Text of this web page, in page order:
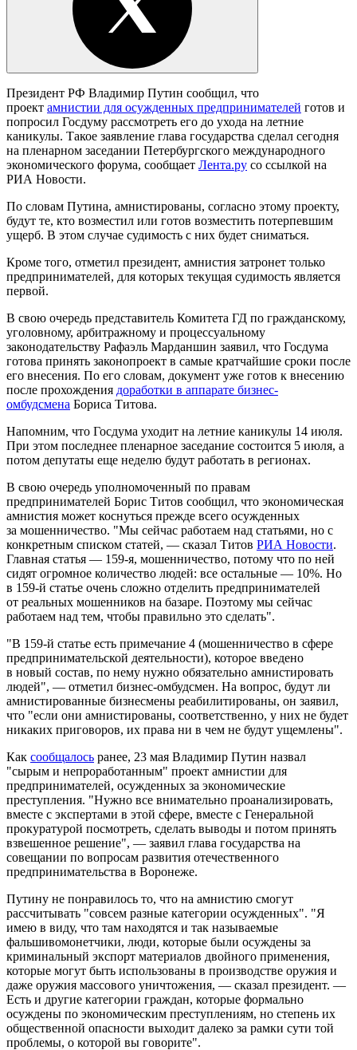
Президент РФ Владимир Путин сообщил, что
проект амнистии для осужденных предпринимателей готов и
попросил Госдуму рассмотреть его до ухода на летние
каникулы. Такое заявление глава государства сделал сегодня
на пленарном заседании Петербургского международного
экономического форума, сообщает Лента.ру со ссылкой на
РИА Новости.
По словам Путина, амнистированы, согласно этому проекту,
будут те, кто возместил или готов возместить потерпевшим
ущерб. В этом случае судимость с них будет сниматься.
Кроме того, отметил президент, амнистия затронет только
предпринимателей, для которых текущая судимость является
первой.
В свою очередь представитель Комитета ГД по гражданскому,
уголовному, арбитражному и процессуальному
законодательству Рафаэль Марданшин заявил, что Госдума
готова принять законопроект в самые кратчайшие сроки после
его внесения. По его словам, документ уже готов к внесению
после прохождения доработки в аппарате бизнес-
омбудсмена Бориса Титова.
Напомним, что Госдума уходит на летние каникулы 14 июля.
При этом последнее пленарное заседание состоится 5 июля, а
потом депутаты еще неделю будут работать в регионах.
В свою очередь уполномоченный по правам
предпринимателей Борис Титов сообщил, что экономическая
амнистия может коснуться прежде всего осужденных
за мошенничество. "Мы сейчас работаем над статьями, но с
конкретным списком статей, — сказал Титов РИА Новости.
Главная статья — 159-я, мошенничество, потому что по ней
сидят огромное количество людей: все остальные — 10%. Но
в 159-й статье очень сложно отделить предпринимателей
от реальных мошенников на базаре. Поэтому мы сейчас
работаем над тем, чтобы правильно это сделать".
"В 159-й статье есть примечание 4 (мошенничество в сфере
предпринимательской деятельности), которое введено
в новый состав, по нему нужно обязательно амнистировать
людей", — отметил бизнес-омбудсмен. На вопрос, будут ли
амнистированные бизнесмены реабилитированы, он заявил,
что "если они амнистированы, соответственно, у них не будет
никаких приговоров, их права ни в чем не будут ущемлены".
Как сообщалось ранее, 23 мая Владимир Путин назвал
"сырым и непроработанным" проект амнистии для
предпринимателей, осужденных за экономические
преступления. "Нужно все внимательно проанализировать,
вместе с экспертами в этой сфере, вместе с Генеральной
прокуратурой посмотреть, сделать выводы и потом принять
взвешенное решение", — заявил глава государства на
совещании по вопросам развития отечественного
предпринимательства в Воронеже.
Путину не понравилось то, что на амнистию смогут
рассчитывать "совсем разные категории осужденных". "Я
имею в виду, что там находятся и так называемые
фальшивомонетчики, люди, которые были осуждены за
криминальный экспорт материалов двойного применения,
которые могут быть использованы в производстве оружия и
даже оружия массового уничтожения, — сказал президент. —
Есть и другие категории граждан, которые формально
осуждены по экономическим преступлениям, но степень их
общественной опасности выходит далеко за рамки сути той
проблемы, о которой вы говорите".